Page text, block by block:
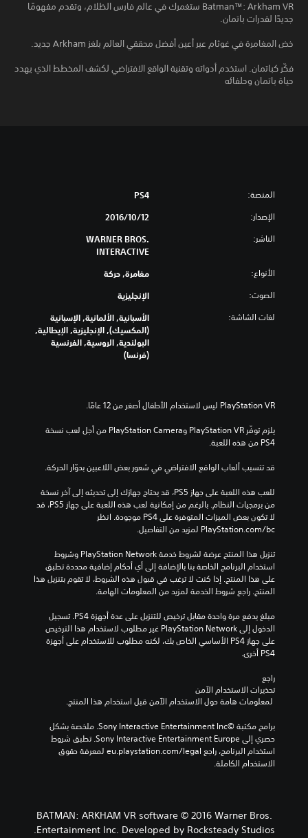
Batman™:‎ Arkham VR ستغمرك في عالم فارس الظلام، وتقدم مفهومًا
جديدًا لقدرات باتمان.
خض المغامرة في غوثام عبر أعين أفضل محققي العالم بلغز Arkham جديد.
فكّر كباتمان. استخدم أدواته وتقنية الواقع الافتراضي لكشف المخطط الذي يهدد
حياة باتمان وحلفائه
المنصة: PS4
الإصدار: 12‏/10‏/2016
الناشر:
WARNER BROS.
INTERACTIVE
الأنواع: مغامرة, حركة
الصوت: الإنجليزية
لغات الشاشة:
الأسبانية, الألمانية, الإسبانية
(المكسيك), الإنجليزية, الإيطالية,
البولندية, الروسية, الفرنسية
(فرنسا)
PS4 من هذه اللعبة.
قد تتسبب ألعاب الواقع الافتراضي في شعور بعض اللاعبين بدوّار الحركة.
‎PlayStation.com/bc لمزيد من التفاصيل.
المنتج. راجع شروط الخدمة لمزيد من المعلومات الهامة.
PS4 أخرى.
راجع
تحذيرات الاستخدام الآمن
الاستخدام الكاملة.
BATMAN: ARKHAM VR software © 2016 Warner Bros.
Entertainment Inc. Developed by Rocksteady Studios.